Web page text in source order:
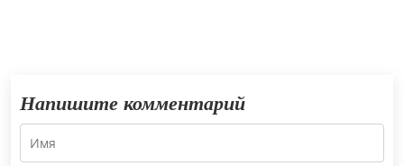
Напишите комментарий